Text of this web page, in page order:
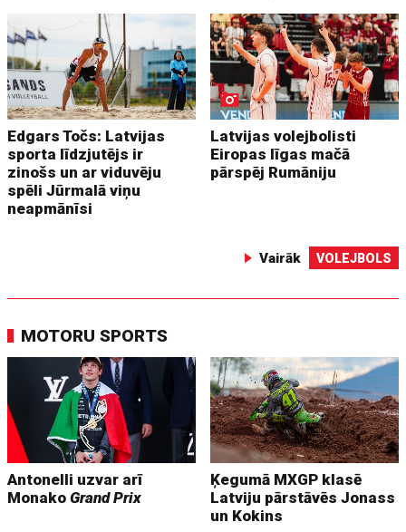
Edgars Točs: Latvijas
sporta līdzjutējs ir
zinošs un ar viduvēju
spēli Jūrmalā viņu
neapmānīsi
Latvijas volejbolisti
Eiropas līgas mačā
pārspēj Rumāniju
Vairāk VOLEJBOLS
MOTORU SPORTS
Antonelli uzvar arī
MonakoGrand Prix
Ķegumā MXGP klasē
Latviju pārstāvēs Jonass
un Kokins